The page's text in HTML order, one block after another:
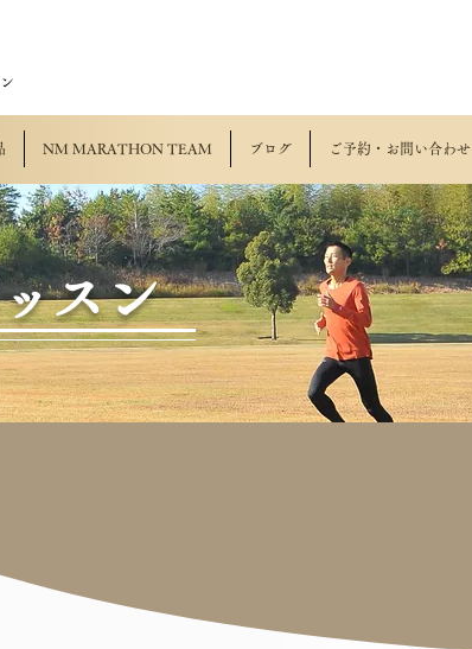
NM MARATHON TEAM ブログ ご予約・お問い合わせ
スン